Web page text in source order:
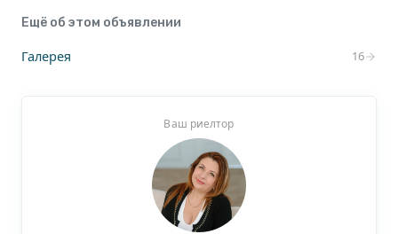
Ещё об этом объявлении
Галерея 16
Ваш риелтор